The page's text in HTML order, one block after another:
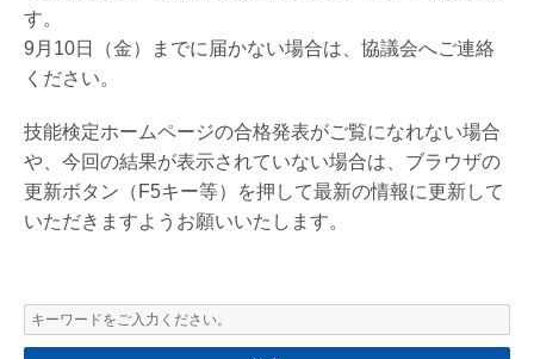
す。
9月10日（金）までに届かない場合は、協議会へご連絡
ください。
技能検定ホームページの合格発表がご覧になれない場合
や、今回の結果が表示されていない場合は、ブラウザの
更新ボタン（F5キー等）を押して最新の情報に更新して
いただきますようお願いいたします。